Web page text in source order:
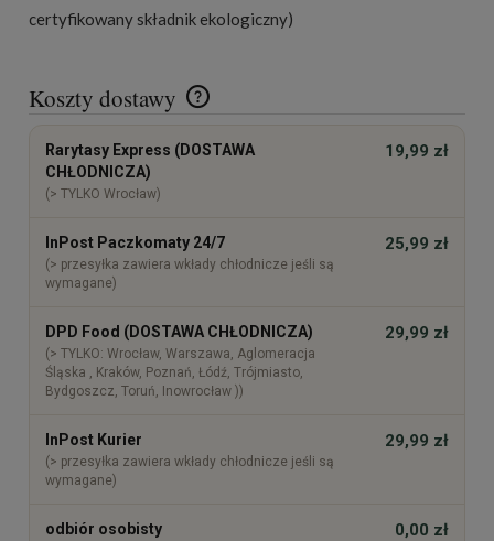
certyfikowany składnik ekologiczny)
Koszty dostawy
Cena nie zawiera ewentualnych kosztów płatności
Rarytasy Express (DOSTAWA
CHŁODNICZA)
(> TYLKO Wrocław)
19,99 zł
InPost Paczkomaty 24/7
(> przesyłka zawiera wkłady chłodnicze jeśli są
wymagane)
25,99 zł
DPD Food (DOSTAWA CHŁODNICZA)
(> TYLKO: Wrocław, Warszawa, Aglomeracja
Śląska , Kraków, Poznań, Łódź, Trójmiasto,
Bydgoszcz, Toruń, Inowrocław ))
29,99 zł
InPost Kurier
(> przesyłka zawiera wkłady chłodnicze jeśli są
wymagane)
29,99 zł
odbiór osobisty 0,00 zł